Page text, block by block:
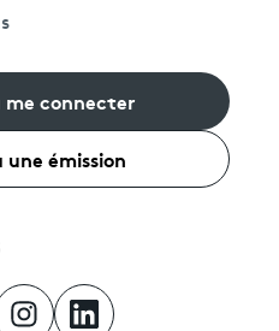
me connecter
émission